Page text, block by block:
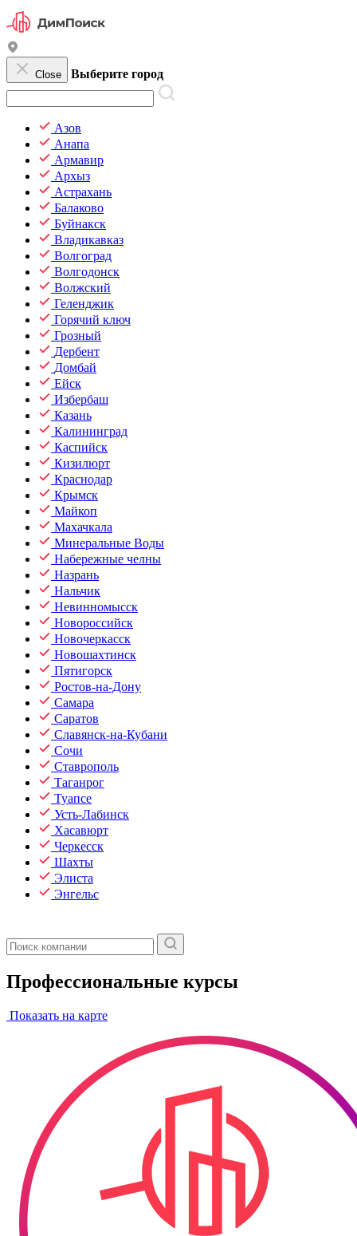
Close Выберите город
Азов
Анапа
Армавир
Архыз
Астрахань
Балаково
Буйнакск
Владикавказ
Волгоград
Волгодонск
Волжский
Геленджик
Горячий ключ
Грозный
Дербент
Домбай
Ейск
Избербаш
Казань
Калининград
Каспийск
Кизилюрт
Краснодар
Крымск
Майкоп
Махачкала
Минеральные Воды
Набережные челны
Назрань
Нальчик
Невинномысск
Новороссийск
Новочеркасск
Новошахтинск
Пятигорск
Ростов-на-Дону
Самара
Саратов
Славянск-на-Кубани
Сочи
Ставрополь
Таганрог
Туапсе
Усть-Лабинск
Хасавюрт
Черкесск
Шахты
Элиста
Энгельс
Профессиональные курсы
Показать на карте